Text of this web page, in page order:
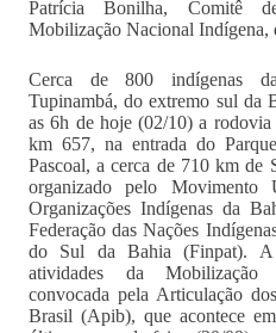
Patrícia Bonilha, Comitê
Mobilização Nacional Indígena,
Cerca de 800 indígenas
Tupinambá, do extremo sul da
as 6h de hoje (02/10) a
km 657, na entrada do
Pascoal, a cerca de 710 km de
organizado pelo
Organizações Indígenas da
Federação das Nações
do Sul da Bahia (Finpat).
atividades da Mobilização
convocada pela Articulação
Brasil (Apib), que acontece